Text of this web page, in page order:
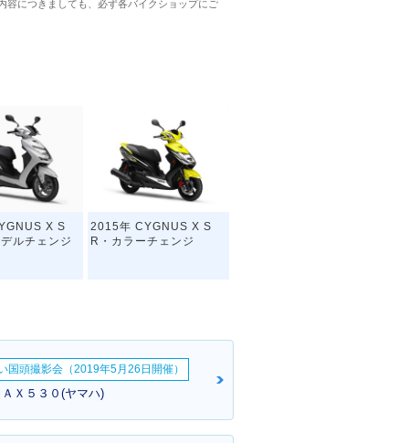
容につきましても、必ず各バイクショップにご
X S
ルチェンジ
2015年 CYGNUS X S
R・カラーチェンジ
X S
チェンジ
2008年 CYGNUS X SR
FI version・フルモデル
国頭撮影会（2019年5月26日開催）
Ｘ５３０(ヤマハ)